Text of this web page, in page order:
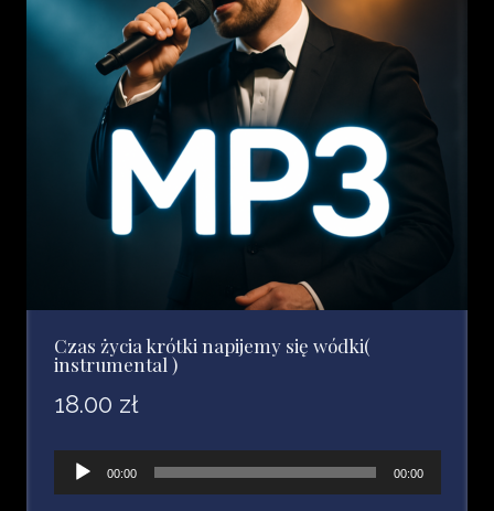
Czas życia krótki napijemy się wódki(
instrumental )
18.00 zł
Odtwarzacz
plików
00:00 00:00